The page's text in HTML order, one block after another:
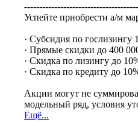
Успейте приобрести а/м
· Субсидия по гослизингу
· Прямые скидки до 400
· Скидка по лизингу до
· Скидка по кредиту до
Акции могут не
модельный ряд, условия
Ещё...